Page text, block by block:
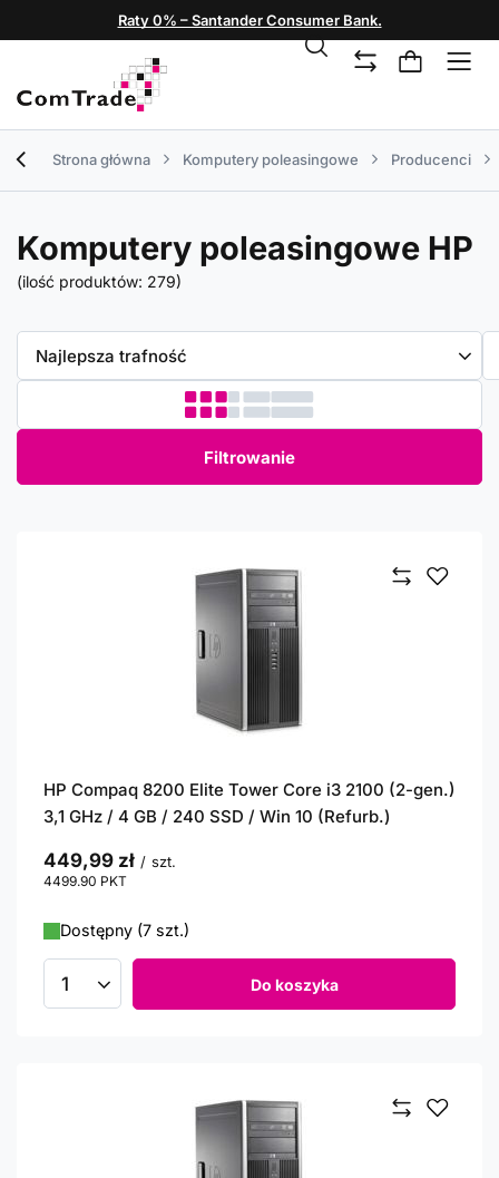
Raty 0% – Santander Consumer Bank.
Strona główna Komputery poleasingowe Producenci
Komputery poleasingowe HP
(ilość produktów: 279)
Zmień sortowanie
Najlepsza trafność
Filtrowanie
HP Compaq 8200 Elite Tower Core i3 2100 (2-gen.)
3,1 GHz / 4 GB / 240 SSD / Win 10 (Refurb.)
449,99 zł / szt.
4499.90 PKT
Dostępny (7 szt.)
Ilość produktów Do koszyka